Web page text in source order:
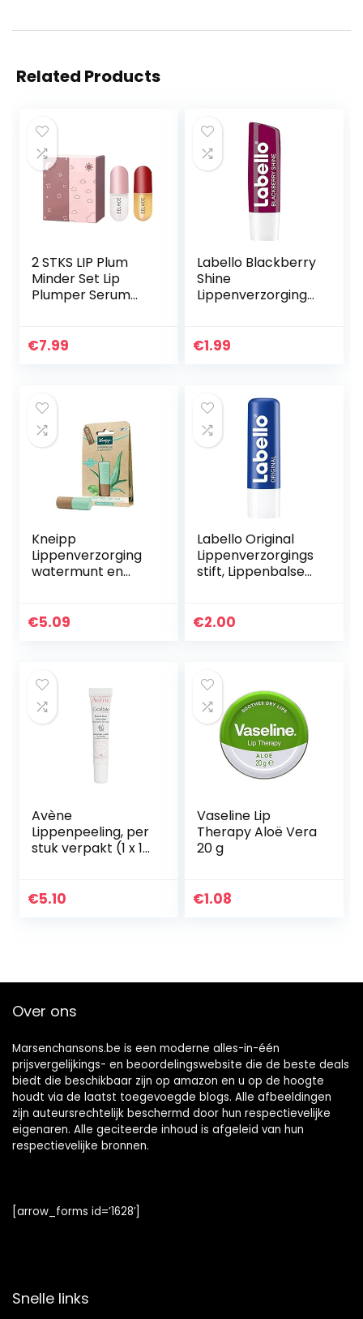
Related Products
2 STKS LIP Plum
Minder Set Lip
Plumper Serum
Gloss Duidelijke Lip
€7.99
Labello Blackberry
Shine
Lippenverzorgings
zachtrode glans
€1.99
Kneipp
Lippenverzorging
watermunt en
€5.09
Labello Original
Lippenverzorgings
stift, Lippenbalsem
€2.00
Avène
Lippenpeeling, per
stuk verpakt (1 x 10
€5.10
Vaseline Lip
Therapy Aloë Vera
20 g
€1.08
Over ons
Marsenchansons.be is een moderne alles-in-één
prijsvergelijkings- en beoordelingswebsite die de beste deals
biedt die beschikbaar zijn op amazon en u op de hoogte
houdt via de laatst toegevoegde blogs. Alle afbeeldingen
zijn auteursrechtelijk beschermd door hun respectievelijke
eigenaren. Alle geciteerde inhoud is afgeleid van hun
respectievelijke bronnen.
[arrow_forms id=’1628′]
Snelle links